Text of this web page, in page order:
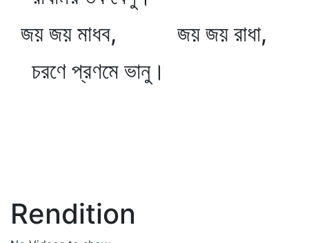
জয় জয় মাধব, জয় জয় রাধা,
চরণে প্রণমে ভানু।
Rendition